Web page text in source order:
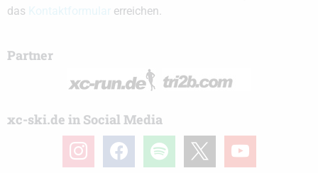
das
erreichen.
Partner
xc-ski.de in Social Media
instagramfacebook spotify youtube